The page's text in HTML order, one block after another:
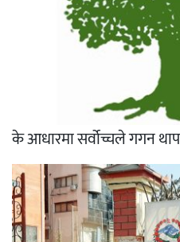
के आधारमा सर्वोच्चले गगन